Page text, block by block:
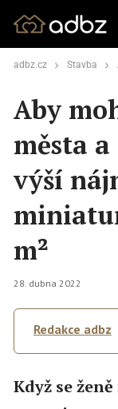
adbz.cz Stavba
Aby
města a
výší
m²
28. dubna 2022
Redakce adbz
Když se